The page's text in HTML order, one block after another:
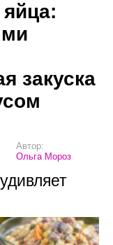
закуска
Автор:
Ольга Мороз